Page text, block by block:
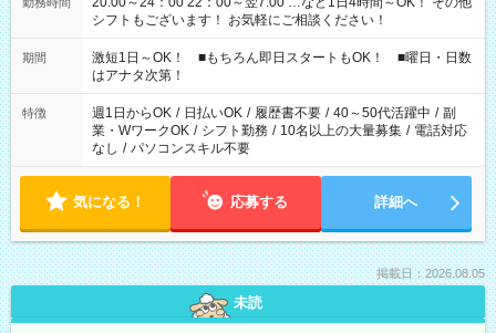
シフトもございます！ お気軽にご相談ください！
期間
激短1日～OK！ ■もちろん即日スタートもOK！ ■曜日・日数
はアナタ次第！
特徴 週1日からOK / 日払いOK / 履歴書不要 / 40～50代活躍中 / 副
業・WワークOK / シフト勤務 / 10名以上の大量募集 / 電話対応
なし / パソコンスキル不要
気になる！ 応募する 詳細へ
掲載日：2026.08.05
未読